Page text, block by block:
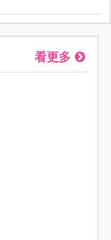
看更多